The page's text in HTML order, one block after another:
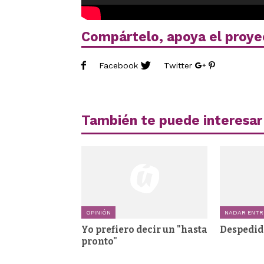
Compártelo, apoya el
Facebook Twitter
También te puede interesar
OPINIÓN
Yo prefiero decir un "hasta
pronto"
NADAR